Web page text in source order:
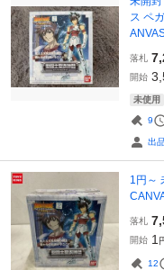
ス ペ
落札
開始
未使用
9
出
1円～
落札
開始 1
12